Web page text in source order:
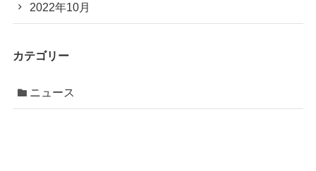
2022年10月
カテゴリー
ニュース